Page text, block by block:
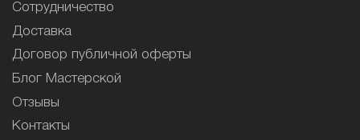
Сотрудничество
Доставка
Договор публичной оферты
Блог Мастерской
Отзывы
Контакты